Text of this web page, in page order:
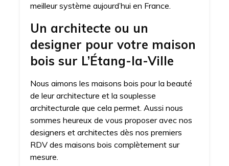
meilleur système aujourd’hui en France.
Un architecte ou un
designer pour votre maison
bois sur L’Étang-la-Ville
Nous aimons les maisons bois pour la beauté
de leur architecture et la souplesse
architecturale que cela permet. Aussi nous
sommes heureux de vous proposer avec nos
designers et architectes dès nos premiers
RDV des maisons bois complètement sur
mesure.